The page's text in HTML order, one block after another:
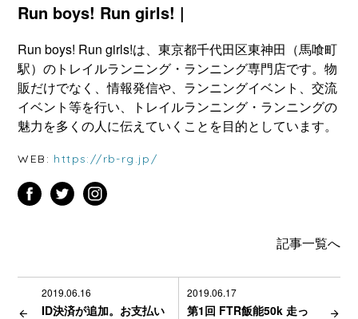
Run boys! Run girls! |
Run boys! Run girls!は、東京都千代田区東神田（馬喰町
駅）のトレイルランニング・ランニング専門店です。物
販だけでなく、情報発信や、ランニングイベント、交流
イベント等を行い、トレイルランニング・ランニングの
魅力を多くの人に伝えていくことを目的としています。
WEB: https://rb-rg.jp/
記事一覧へ
2019.06.16
ID決済が追加。お支払い
2019.06.17
第1回 FTR飯能50k 走っ